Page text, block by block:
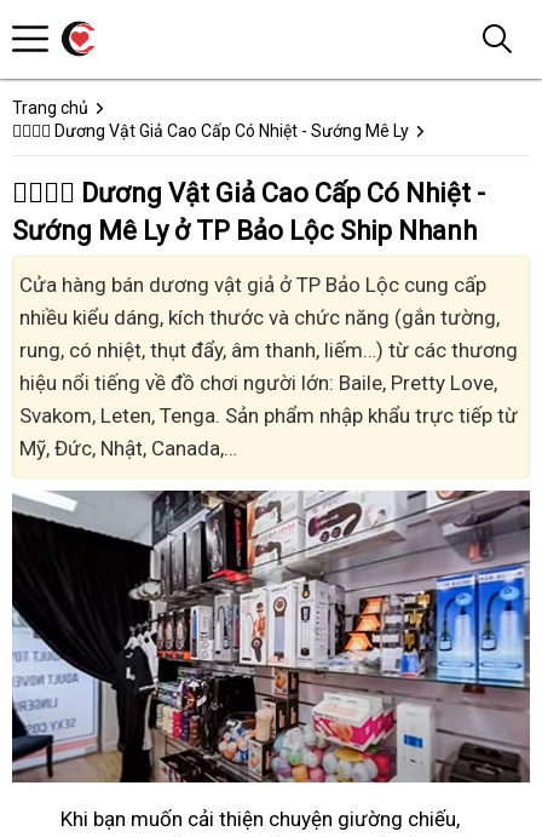
Trang chủ
👩‍❤️‍💋‍👨 Dương Vật Giả Cao Cấp Có Nhiệt - Sướng Mê Ly
👩‍❤️‍💋‍👨 Dương Vật Giả Cao Cấp Có Nhiệt -
Sướng Mê Ly ở TP Bảo Lộc Ship Nhanh
Cửa hàng bán dương vật giả ở TP Bảo Lộc cung cấp
nhiều kiểu dáng, kích thước và chức năng (gắn tường,
rung, có nhiệt, thụt đẩy, âm thanh, liếm…) từ các thương
hiệu nổi tiếng về đồ chơi người lớn: Baile, Pretty Love,
Svakom, Leten, Tenga. Sản phẩm nhập khẩu trực tiếp từ
Mỹ, Đức, Nhật, Canada,…
Khi bạn muốn cải thiện chuyện giường chiếu,